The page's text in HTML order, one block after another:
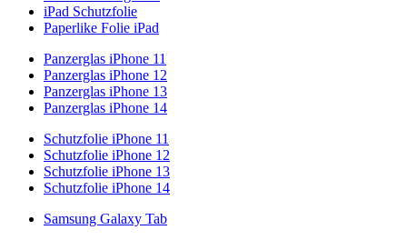
iPad Schutzfolie
Paperlike Folie iPad
Panzerglas iPhone 11
Panzerglas iPhone 12
Panzerglas iPhone 13
Panzerglas iPhone 14
Schutzfolie iPhone 11
Schutzfolie iPhone 12
Schutzfolie iPhone 13
Schutzfolie iPhone 14
Samsung Galaxy Tab